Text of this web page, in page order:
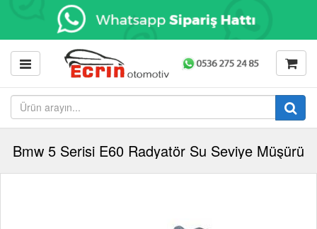
Bmw 5 Serisi E60 Radyatör Su Seviye Müşürü